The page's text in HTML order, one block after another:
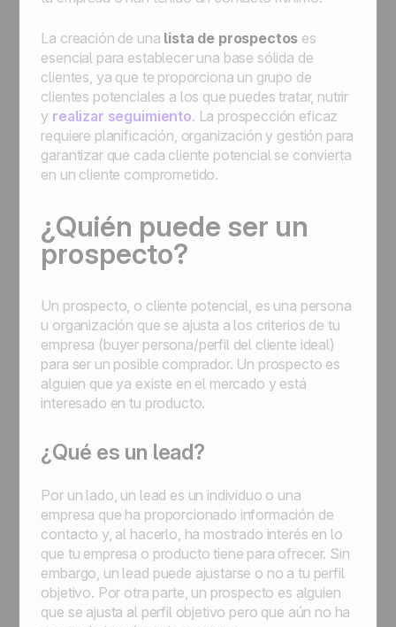
La creación de una lista de prospectos es
esencial para establecer una base sólida de
clientes, ya que te proporciona un grupo de
clientes potenciales a los que puedes tratar, nutrir
y realizar seguimiento. La prospección eficaz
requiere planificación, organización y gestión para
garantizar que cada cliente potencial se convierta
en un cliente comprometido.
¿Quién puede ser un
prospecto?
Un prospecto, o cliente potencial, es una persona
u organización que se ajusta a los criterios de tu
empresa (buyer persona/perfil del cliente ideal)
para ser un posible comprador. Un prospecto es
alguien que ya existe en el mercado y está
interesado en tu producto.
¿Qué es un lead?
Por un lado, un lead es un individuo o una
empresa que ha proporcionado información de
contacto y, al hacerlo, ha mostrado interés en lo
que tu empresa o producto tiene para ofrecer. Sin
embargo, un lead puede ajustarse o no a tu perfil
objetivo. Por otra parte, un prospecto es alguien
que se ajusta al perfil objetivo pero que aún no ha